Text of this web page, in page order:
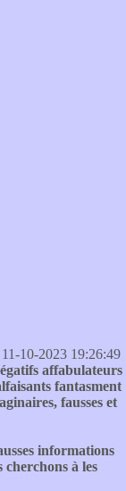
10-2023 19:26:49
affabulateurs
fantasment
fausses et
informations
cherchons à les